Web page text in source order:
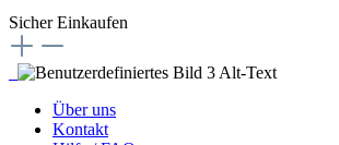
Sicher Einkaufen
Über uns
Kontakt